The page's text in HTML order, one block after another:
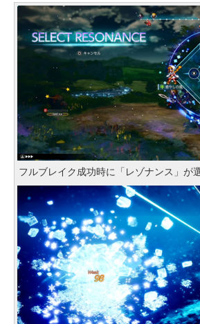
フルブレイク成功時に「レゾナンス」が